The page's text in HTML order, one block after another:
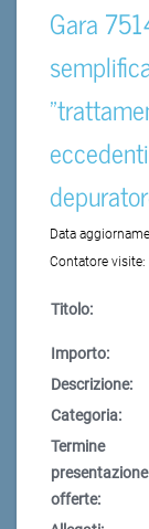
Gara
Data
Contatore visite:
Titolo:
Importo:
Descrizione:
Categoria:
Termine
offerte: